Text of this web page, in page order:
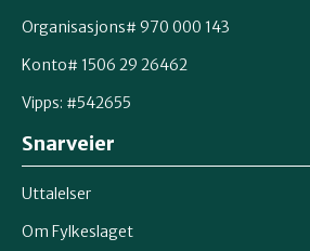
Organisasjons# 970 000 143
Konto# 1506 29 26462
Vipps: #542655
Snarveier
Uttalelser
Om Fylkeslaget